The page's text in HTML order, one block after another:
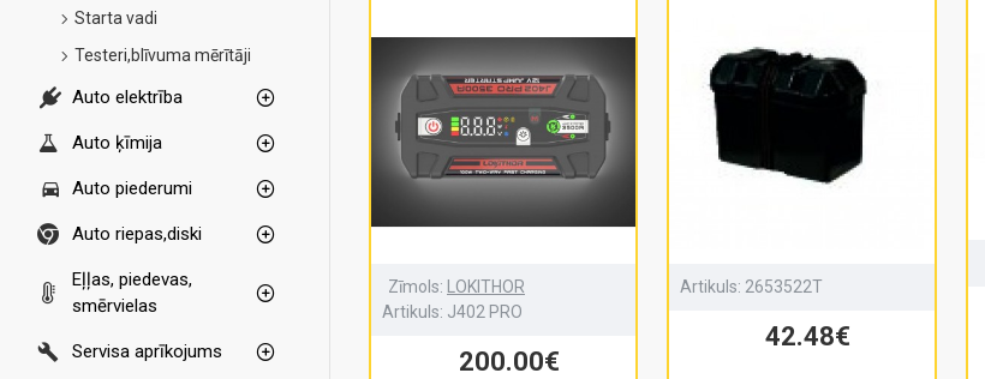
Starta vadi
Testeri,blīvuma mērītāji
Auto elektrība
Auto ķīmija
Auto piederumi
Auto riepas,diski
Eļļas, piedevas,
smērvielas
Servisa aprīkojums
Zīmols: LOKITHOR
Artikuls: J402 PRO
200.00€
Artikuls: 2653522T
42.48€